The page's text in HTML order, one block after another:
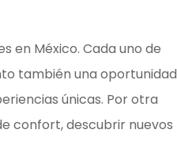
en México. Cada uno de
también una oportunidad
únicas. Por otra
confort, descubrir nuevos